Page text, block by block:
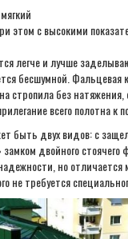
этом с высокими
легче и лучше
бесшумной. Фальцевая
стропила без натяжения,
всего полотна к
быть двух видов: с
двойного
но
не требуется